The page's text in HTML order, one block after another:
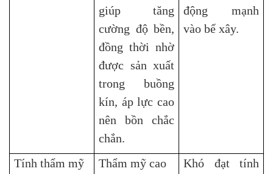
giúp tăng
cường độ bền,
đồng thời nhờ
được sản xuất
trong buồng
kín, áp lực cao
nên bồn chắc
chắn.
động mạnh
vào bể xây.
Tính thẩm mỹ Thẩm mỹ cao
Khó đạt tính